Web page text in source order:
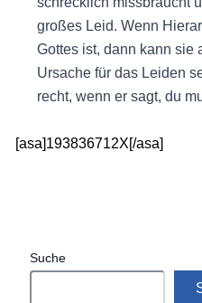
großes Leid. Wenn
Gottes ist, dann kann sie
Ursache für das Leiden
recht, wenn er sagt, du
[asa]193836712X[/asa]
Suche